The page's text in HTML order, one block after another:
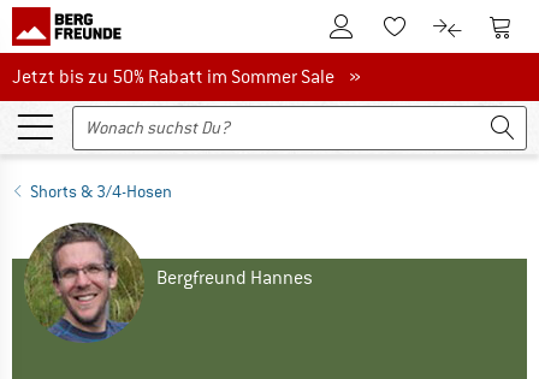
Zum KundenkontoZum Merkzettel.
Zum Zum
Jetzt bis zu 50% Rabatt im Sommer Sale
Jetzt bis zu 50% Rabatt im Sommer Sale »
Shorts & 3/4-Hosen
Bergfreund Hannes